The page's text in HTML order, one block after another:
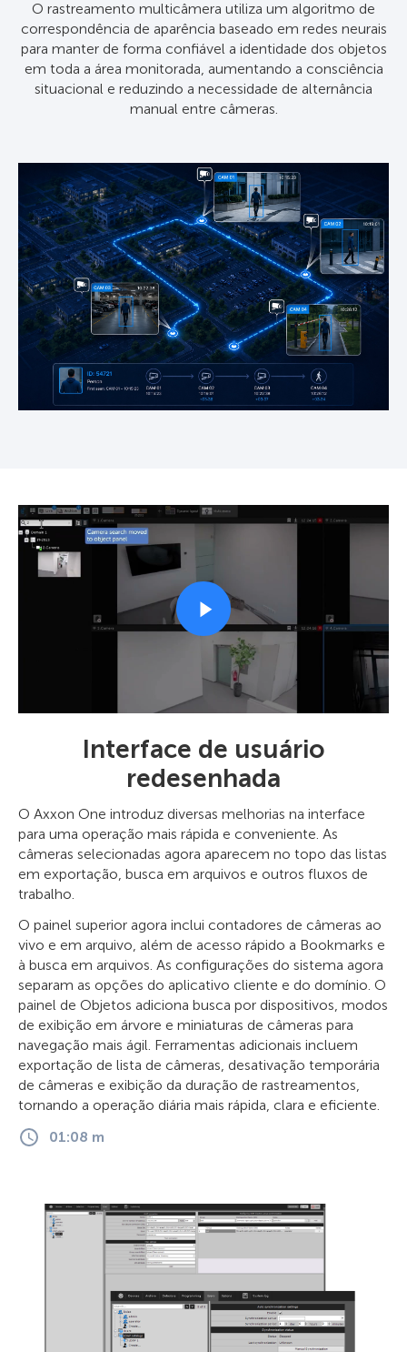
O rastreamento multicâmera utiliza um algoritmo de
correspondência de aparência baseado em redes neurais
para manter de forma confiável a identidade dos objetos
em toda a área monitorada, aumentando a consciência
situacional e reduzindo a necessidade de alternância
manual entre câmeras.
Interface de usuário
redesenhada
O Axxon One introduz diversas melhorias na interface
para uma operação mais rápida e conveniente. As
câmeras selecionadas agora aparecem no topo das listas
em exportação, busca em arquivos e outros fluxos de
trabalho.
O painel superior agora inclui contadores de câmeras ao
vivo e em arquivo, além de acesso rápido a Bookmarks e
à busca em arquivos. As configurações do sistema agora
separam as opções do aplicativo cliente e do domínio. O
painel de Objetos adiciona busca por dispositivos, modos
de exibição em árvore e miniaturas de câmeras para
navegação mais ágil. Ferramentas adicionais incluem
exportação de lista de câmeras, desativação temporária
de câmeras e exibição da duração de rastreamentos,
tornando a operação diária mais rápida, clara e eficiente.
01:08 m